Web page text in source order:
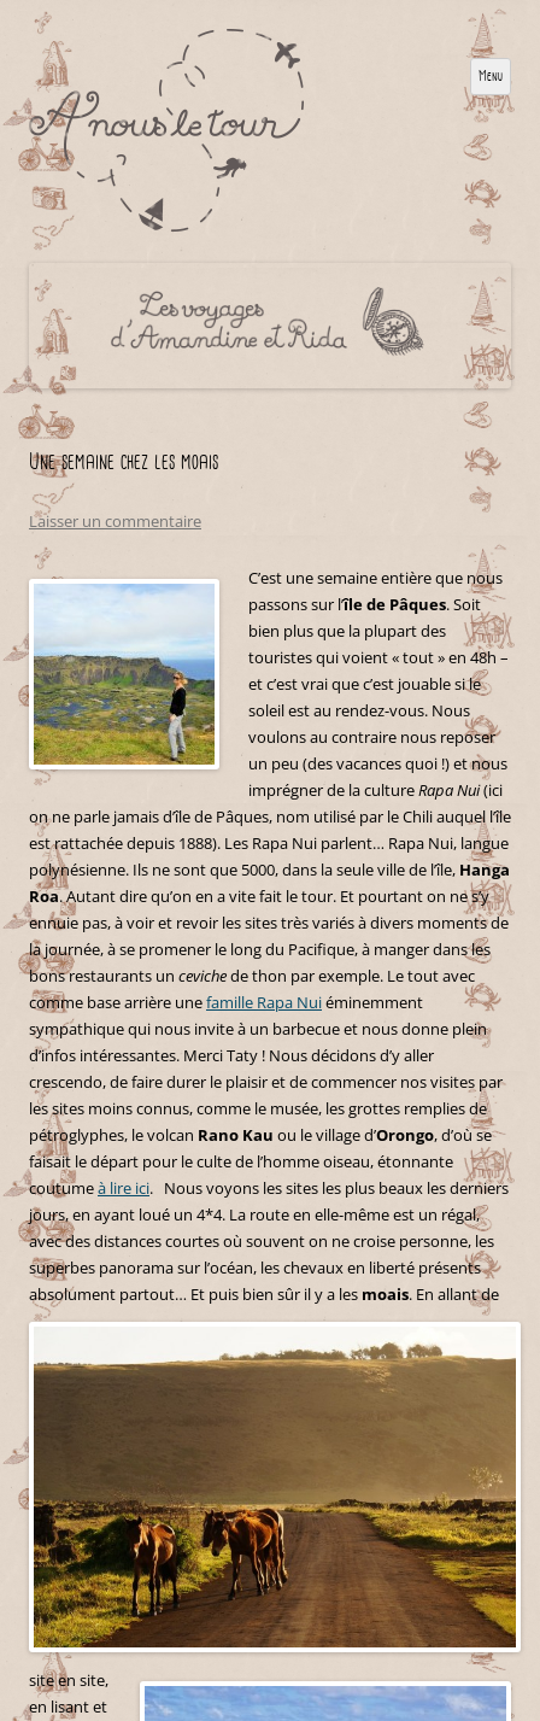
Menu
Une semaine chez les moais
Laisser un commentaire
C’est une semaine entière que nous
passons sur l’île de Pâques. Soit
bien plus que la plupart des
touristes qui voient « tout » en 48h –
et c’est vrai que c’est jouable si le
soleil est au rendez-vous. Nous
voulons au contraire nous reposer
un peu (des vacances quoi !) et nous
imprégner de la cultureRapa Nui(ici
on ne parle jamais d’île de Pâques, nom utilisé par le Chili auquel l’île
est rattachée depuis 1888). Les Rapa Nui parlent… Rapa Nui, langue
polynésienne. Ils ne sont que 5000, dans la seule ville de l’île, Hanga
Roa.Autant dire qu’on en a vite fait le tour. Et pourtant on ne s’y
ennuie pas, à voir et revoir les sites très variés à divers moments de
la journée, à se promener le long du Pacifique, à manger dans les
bons restaurants un cevichede thon par exemple. Le tout avec
comme base arrière unefamille Rapa Nuiéminemment
sympathique qui nous invite à un barbecue et nous donne plein
d’infos intéressantes. Merci Taty ! Nous décidons d’y aller
crescendo, de faire durer le plaisir et de commencer nos visites par
les sites moins connus, comme le musée, les grottes remplies de
pétroglyphes, le volcan Rano Kau ou le village d’Orongo, d’où se
faisait le départ pour le culte de l’homme oiseau, étonnante
coutumeà lire ici. Nous voyons les sites les plus beaux les derniers
jours, en ayant loué un 4*4. La route en elle-même est un régal,
avec des distances courtes où souvent on ne croise personne, les
superbes panorama sur l’océan, les chevaux en liberté présents
absolument partout… Et puis bien sûr il y a les moais. En allant de
site en site,
en lisant et